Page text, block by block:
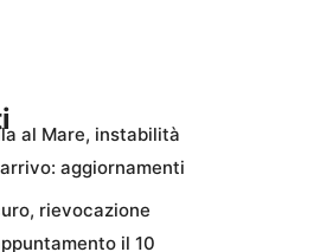
al Mare, instabilità
aggiornamenti
rievocazione
il 10